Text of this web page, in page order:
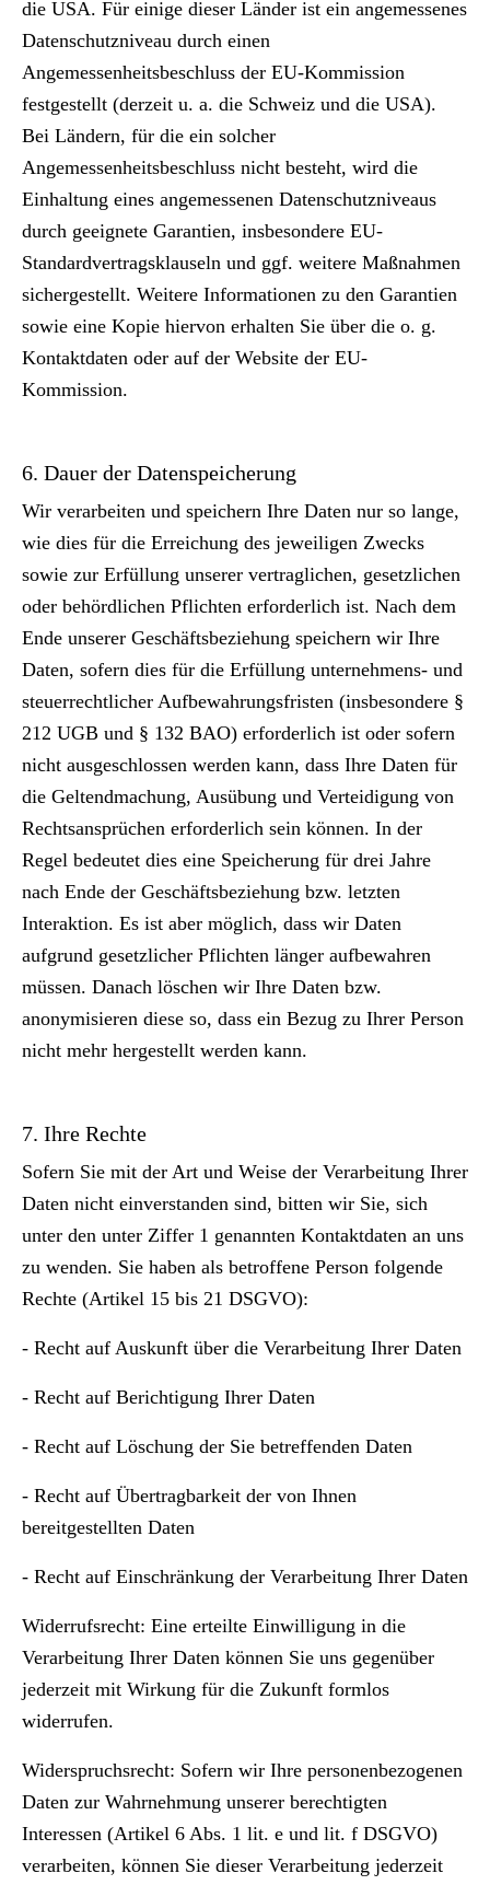
die USA. Für einige dieser Länder ist ein angemessenes
Datenschutzniveau durch einen
Angemessenheitsbeschluss der EU-Kommission
festgestellt (derzeit u. a. die Schweiz und die USA).
Bei Ländern, für die ein solcher
Angemessenheitsbeschluss nicht besteht, wird die
Einhaltung eines angemessenen Datenschutzniveaus
durch geeignete Garantien, insbesondere EU-
Standardvertragsklauseln und ggf. weitere Maßnahmen
sichergestellt. Weitere Informationen zu den Garantien
sowie eine Kopie hiervon erhalten Sie über die o. g.
Kontaktdaten oder auf der Website der EU-
Kommission.
6. Dauer der Datenspeicherung
Wir verarbeiten und speichern Ihre Daten nur so lange,
wie dies für die Erreichung des jeweiligen Zwecks
sowie zur Erfüllung unserer vertraglichen, gesetzlichen
oder behördlichen Pflichten erforderlich ist. Nach dem
Ende unserer Geschäftsbeziehung speichern wir Ihre
Daten, sofern dies für die Erfüllung unternehmens- und
steuerrechtlicher Aufbewahrungsfristen (insbesondere §
212 UGB und § 132 BAO) erforderlich ist oder sofern
nicht ausgeschlossen werden kann, dass Ihre Daten für
die Geltendmachung, Ausübung und Verteidigung von
Rechtsansprüchen erforderlich sein können. In der
Regel bedeutet dies eine Speicherung für drei Jahre
nach Ende der Geschäftsbeziehung bzw. letzten
Interaktion. Es ist aber möglich, dass wir Daten
aufgrund gesetzlicher Pflichten länger aufbewahren
müssen. Danach löschen wir Ihre Daten bzw.
anonymisieren diese so, dass ein Bezug zu Ihrer Person
nicht mehr hergestellt werden kann.
7. Ihre Rechte
Sofern Sie mit der Art und Weise der Verarbeitung Ihrer
Daten nicht einverstanden sind, bitten wir Sie, sich
unter den unter Ziffer 1 genannten Kontaktdaten an uns
zu wenden. Sie haben als betroffene Person folgende
Rechte (Artikel 15 bis 21 DSGVO):
- Recht auf Auskunft über die Verarbeitung Ihrer Daten
- Recht auf Berichtigung Ihrer Daten
- Recht auf Löschung der Sie betreffenden Daten
- Recht auf Übertragbarkeit der von Ihnen
bereitgestellten Daten
- Recht auf Einschränkung der Verarbeitung Ihrer Daten
Widerrufsrecht: Eine erteilte Einwilligung in die
Verarbeitung Ihrer Daten können Sie uns gegenüber
jederzeit mit Wirkung für die Zukunft formlos
widerrufen.
Widerspruchsrecht: Sofern wir Ihre personenbezogenen
Daten zur Wahrnehmung unserer berechtigten
Interessen (Artikel 6 Abs. 1 lit. e und lit. f DSGVO)
verarbeiten, können Sie dieser Verarbeitung jederzeit